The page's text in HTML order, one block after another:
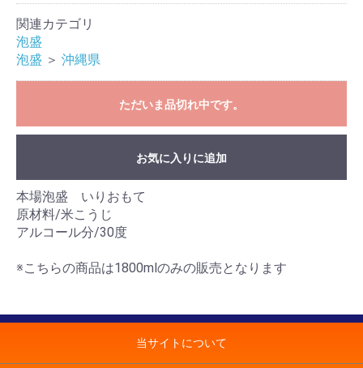
関連カテゴリ
泡盛
泡盛 ＞ 沖縄県
ただいま品切れ中です。
お気に入りに追加
本場泡盛 いりおもて
原材料/米こうじ
アルコール分/30度
※こちらの商品は1800mlのみの販売となります
当サイトについて